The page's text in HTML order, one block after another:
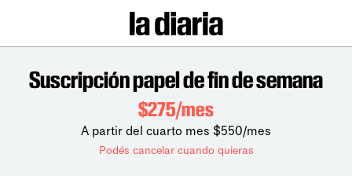
Suscripción papel de fin de semana
$275/mes
A partir del cuarto mes $550/mes
Podés cancelar cuando quieras